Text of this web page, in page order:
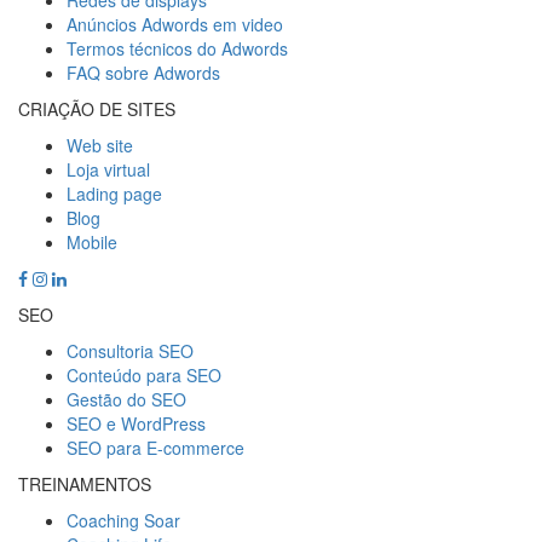
Anúncios Adwords em video
Termos técnicos do Adwords
FAQ sobre Adwords
CRIAÇÃO DE SITES
Web site
Loja virtual
Lading page
Blog
Mobile
SEO
Consultoria SEO
Conteúdo para SEO
Gestão do SEO
SEO e WordPress
SEO para E-commerce
TREINAMENTOS
Coaching Soar